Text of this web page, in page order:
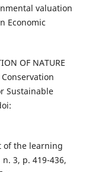
valuation
Economic
OF NATURE
Conservation
Sustainable
of the learning
3, p. 419-436,